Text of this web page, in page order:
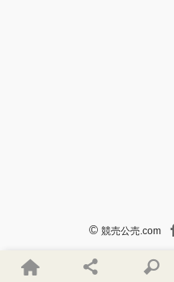
© 競売公売.com